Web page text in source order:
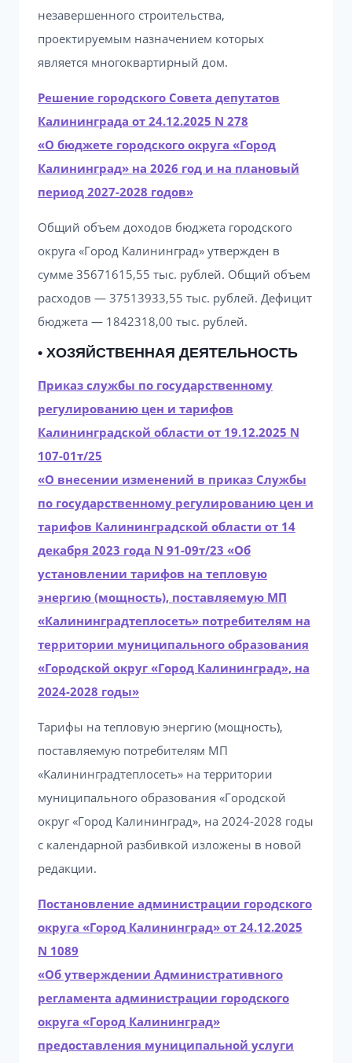
незавершенного строительства,
проектируемым назначением которых
является многоквартирный дом.
Решение городского Совета депутатов
Калининграда от 24.12.2025 N 278
«О бюджете городского округа «Город
Калининград» на 2026 год и на плановый
период 2027-2028 годов»
Общий объем доходов бюджета городского
округа «Город Калининград» утвержден в
сумме 35671615,55 тыс. рублей. Общий объем
расходов — 37513933,55 тыс. рублей. Дефицит
бюджета — 1842318,00 тыс. рублей.
• ХОЗЯЙСТВЕННАЯ ДЕЯТЕЛЬНОСТЬ
Приказ службы по государственному
регулированию цен и тарифов
Калининградской области от 19.12.2025 N
107-01т/25
«О внесении изменений в приказ Службы
по государственному регулированию цен и
тарифов Калининградской области от 14
декабря 2023 года N 91-09т/23 «Об
установлении тарифов на тепловую
энергию (мощность), поставляемую МП
«Калининградтеплосеть» потребителям на
территории муниципального образования
«Городской округ «Город Калининград», на
2024-2028 годы»
Тарифы на тепловую энергию (мощность),
поставляемую потребителям МП
«Калининградтеплосеть» на территории
муниципального образования «Городской
округ «Город Калининград», на 2024-2028 годы
с календарной разбивкой изложены в новой
редакции.
Постановление администрации городского
округа «Город Калининград» от 24.12.2025
N 1089
«Об утверждении Административного
регламента администрации городского
округа «Город Калининград»
предоставления муниципальной услуги